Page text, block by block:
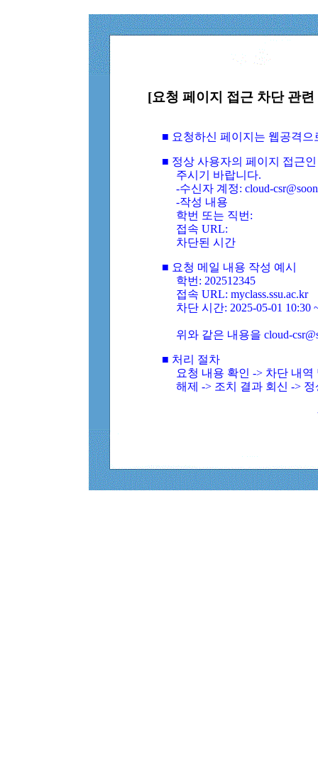
[요청 페이지 접근 차단 관
■ 요청하신 페이지는 웹공격
■ 정상 사용자의 페이지 접근
주시기 바랍니다.
-수신자 계정: cloud-
-작성 내용
학번 또는 직번:
접속 URL:
차단된 시간
■ 요청 메일 내용 작성 예시
학번: 202512345
접속 URL: myclass.ssu.ac.kr
차단 시간: 2025-05-01 10:30
위와 같은 내용을 cloud-
■ 처리 절차
요청 내용 확인 -> 차단 내
해제 -> 조치 결과 회신 ->